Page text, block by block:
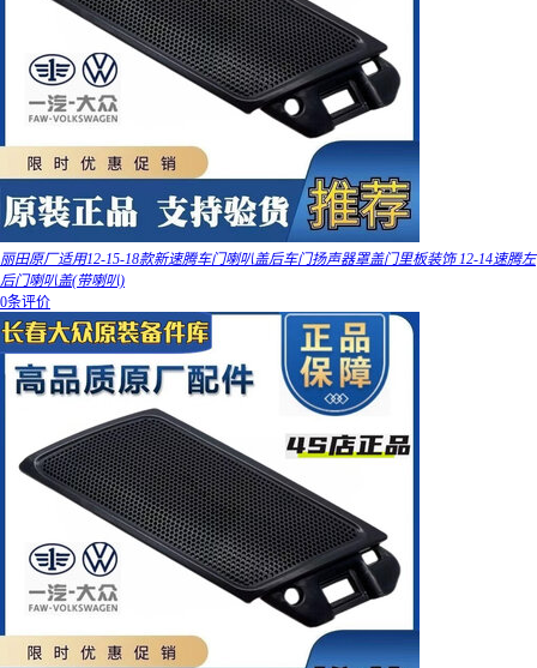
丽田原厂适用12-15-18款新速腾车门喇叭盖后车门扬声器罩盖门里板装饰 12-14速腾左
后门喇叭盖(带喇叭)
0条评价